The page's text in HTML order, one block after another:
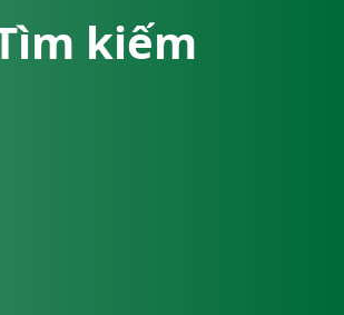
kiếm